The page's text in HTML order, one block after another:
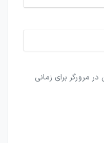
مرورگر برای زمانی